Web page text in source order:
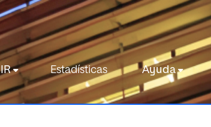
Estadísticas Ayuda